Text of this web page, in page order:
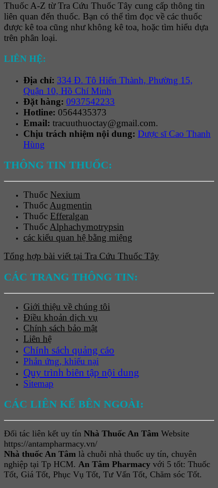
Thuốc A-Z từ Tra Cứu Thuốc Tây cung cấp thông tin
liên quan đến thuốc. Bạn có thể tìm đọc về các thuốc
được kê toa cũng như không kê toa, hoặc tìm hiểu dựa
trên phân loại.
LIÊN HỆ:
Địa chỉ: 334 Đ. Tô Hiến Thành, Phường 15,
Quận 10, Hồ Chí Minh
Đặt hàng: 0937542233
Hotline: 0564435373
Email: tracuuthuoctay@gmail.com.
Chịu trách nhiệm nội dung: Dược sĩ Cao Thanh
Hùng
THÔNG TIN THUỐC:
Thuốc Nexium
Thuốc Augmentin
Thuốc Efferalgan
Thuốc Alphachymotrypsin
các kiểu quan hệ bằng miệng
Tổng hợp bài viết tại Tra Cứu Thuốc Tây
CÁC TRANG THÔNG TIN:
Giới thiệu về chúng tôi
Điều khoản dịch vụ
Chính sách bảo mật
Liên hệ
Chính sách quảng cáo
Phản ứng, khiếu nại
Quy trình biên tập nội dung
Sitemap
CÁC LIÊN KẾ BÊN NGOÀI:
Đối tác liên kết uy tín Nhà Thuốc An Tâm Website
https://antampharmacy.vn/
Nhà thuốc An Tâm là chuỗi nhà thuốc uy tín, chuyên
nghiệp tại Tp HCM. An Tâm Pharmacy với 5 tốt: Thuốc
Tốt, Giá Tốt, Phục Vụ Tốt, Tư Vấn Tốt, Chăm sóc Tốt.